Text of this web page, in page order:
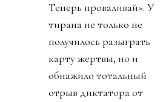
Теперь проваливай». У
тирана не только не
получилось разыграть
карту жертвы, но и
обнажило тотальный
отрыв диктатора от